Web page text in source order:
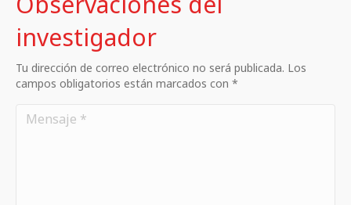
investigador
Tu dirección de correo electrónico no será publicada. Los
campos obligatorios están marcados con *